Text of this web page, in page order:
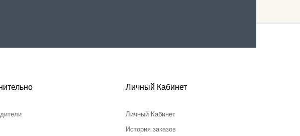
Личный Кабинет
Личный Кабинет
История заказов